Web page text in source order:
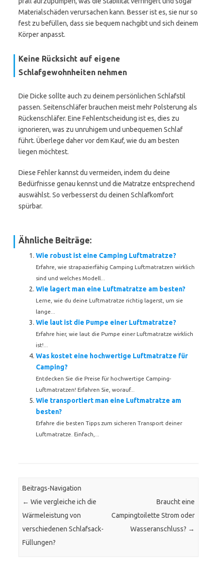
Materialschäden verursachen kann. Besser ist es, sie nur so
fest zu befüllen, dass sie bequem nachgibt und sich deinem
Körper anpasst.
Keine Rücksicht auf eigene
Schlafgewohnheiten nehmen
Die Dicke sollte auch zu deinem persönlichen Schlafstil
passen. Seitenschläfer brauchen meist mehr Polsterung als
Rückenschläfer. Eine Fehlentscheidung ist es, dies zu
ignorieren, was zu unruhigem und unbequemen Schlaf
führt. Überlege daher vor dem Kauf, wie du am besten
liegen möchtest.
Diese Fehler kannst du vermeiden, indem du deine
Bedürfnisse genau kennst und die Matratze entsprechend
auswählst. So verbesserst du deinen Schlafkomfort
spürbar.
Ähnliche Beiträge:
Wie robust ist eine Camping Luftmatratze?
Erfahre, wie strapazierfähig Camping Luftmatratzen wirklich
sind und welches Modell...
Wie lagert man eine Luftmatratze am besten?
Lerne, wie du deine Luftmatratze richtig lagerst, um sie
lange...
Wie laut ist die Pumpe einer Luftmatratze?
Erfahre hier, wie laut die Pumpe einer Luftmatratze wirklich
ist!...
Was kostet eine hochwertige Luftmatratze für
Camping?
Entdecken Sie die Preise für hochwertige Camping-
Luftmatratzen! Erfahren Sie, worauf...
Wie transportiert man eine Luftmatratze am
besten?
Erfahre die besten Tipps zum sicheren Transport deiner
Luftmatratze. Einfach,...
Beitrags-Navigation
← Wie vergleiche ich die
Wärmeleistung von
verschiedenen Schlafsack-
Füllungen?
Braucht eine
Campingtoilette Strom oder
Wasseranschluss? →